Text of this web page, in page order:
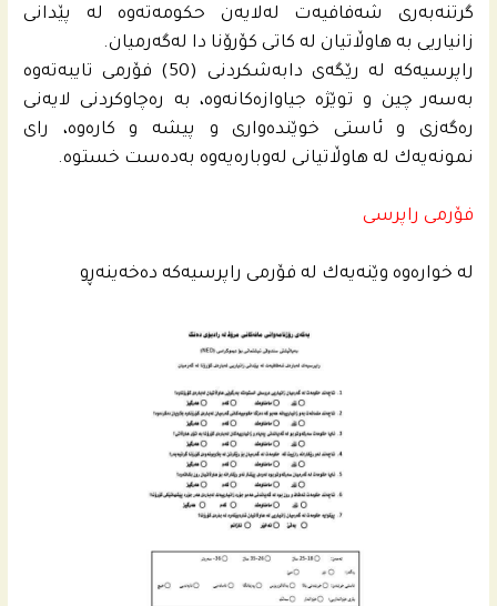
گرتنه‌به‌رى شه‌فافیه‌ت له‌لایه‌ن حكومه‌ته‌وه‌ له‌ پێدانى
زانیاریی به‌ هاوڵاتیان له‌ كاتى كۆرۆنا دا له‌گه‌رمیان.
راپرسیه‌كه‌ له‌ رێگه‌ى دابه‌شكردنى (50) فۆرمى تایبه‌ته‌وه‌
به‌سه‌ر چین و توێژه‌ جیاوازه‌كانه‌وه‌، به‌ ره‌چاوكردنى لایه‌نى
ره‌گه‌زی و ئاستى خوێنده‌واری و پیشه‌ و كاره‌وه‌، رای
نمونه‌یه‌ك له‌ هاوڵاتیانی له‌وباره‌یه‌وه‌ به‌ده‌ست خستوه‌.
فۆرمی راپرسی
له‌ خواره‌وه‌ وێنه‌یه‌ك له‌ فۆرمی راپرسیه‌كه‌ ده‌خه‌ینه‌ڕو